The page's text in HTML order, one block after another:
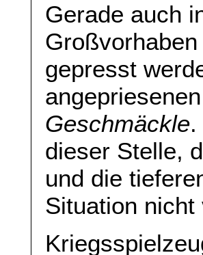
Gerade auch
gepresst
Geschmäckle
dieser Stelle,
und die
Situation nicht